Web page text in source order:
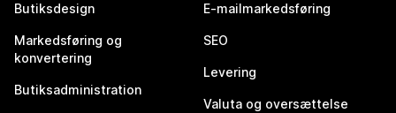
Butiksdesign
Markedsføring og
konvertering
Butiksadministration
E-mailmarkedsføring
SEO
Levering
Valuta og oversættelse